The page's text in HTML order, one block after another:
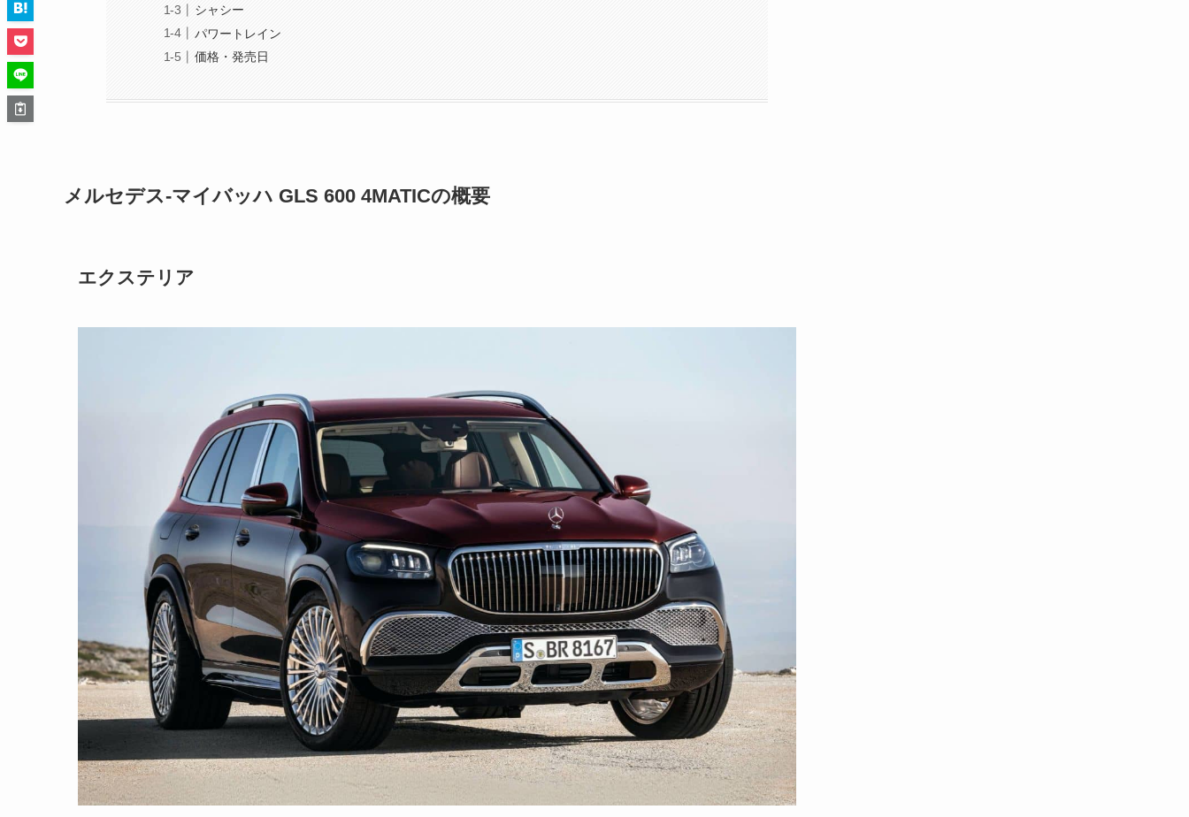
シャシー
パワートレイン
価格・発売日
メルセデス-マイバッハ GLS 600 4MATICの概要
エクステリア